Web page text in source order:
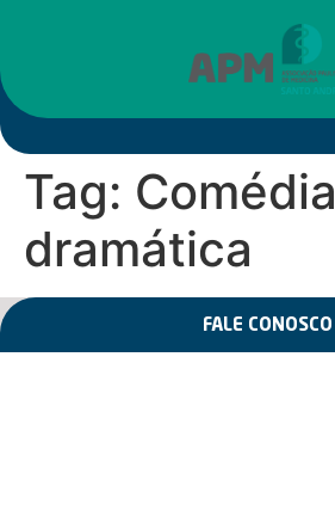
Tag: Comédia
dramática
FALE CONOSCO